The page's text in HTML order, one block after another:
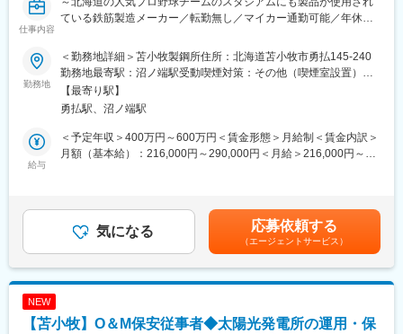
仕事内容
ている鉄筋製造メーカー／転勤無し／マイカー通勤可能／年休
■業務内容：
安全衛生関連の業務全般を担当いただきます。
■具体的には：
・安全衛生関連の業務全般
・安全衛生活動に関する企画立案・管理
※社有車を使用した出張業務があります
メインに、北海道内に同業の会社が数社しかない中の希少な1社と
勤務地
＜勤務地詳細＞苫小牧製鋼所住所：北海道苫小牧市勇払145-240
勤務地最寄駅：沼ノ端駅受動喫煙対策：その他（喫煙室設置）変
更の範囲：会社の定める事業所
【最寄り駅】
勇払駅、沼ノ端駅
給与
＜予定年収＞400万円～600万円＜賃金形態＞月給制＜賃金内訳＞
月額（基本給）：216,000円～290,000円＜月給＞216,000円～
年度実績）※会社業績、個人評価連動のため、毎年変動あり賃金は
あくまでも目安の金額であり、選考を通じて上下する可能性があ
ります。月給(月額)は固定手当を含めた表記です。
気になる 応募依頼する
（エージェントサービス）
NEW
【苫小牧】O＆M保安従事者◆太陽光発電所の運用・保